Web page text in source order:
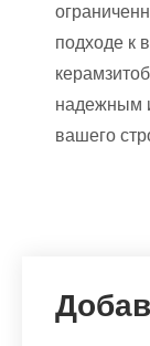
подходе к
надежным
вашего